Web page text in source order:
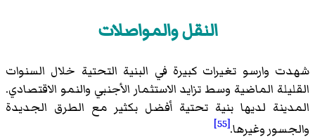
النقل والمواصلات
شهدت وارسو تغيرات كبيرة في البنية التحتية خلال السنوات
القليلة الماضية وسط تزايد الاستثمار الأجنبي والنمو الاقتصادي.
المدينة لديها بنية تحتية أفضل بكثير مع الطرق الجديدة
والجسور وغيرها.[55]